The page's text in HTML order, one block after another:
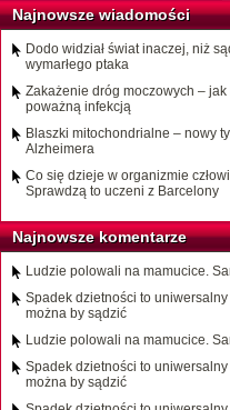
Najnowsze wiadomości
Dodo widział świat inaczej, niż
wymarłego ptaka
Zakażenie dróg moczowych –
poważną infekcją
Blaszki mitochondrialne – nowy
Alzheimera
Co się dzieje w organizmie
Sprawdzą to uczeni z Barcelony
Najnowsze komentarze
Ludzie polowali na mamucice.
Spadek dzietności to
można by sądzić
Ludzie polowali na mamucice.
Spadek dzietności to
można by sądzić